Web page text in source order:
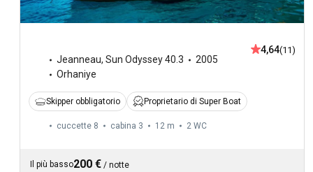
Jeanneau, Sun Odyssey 40.3
2005
Orhaniye
4,64(11)
Skipper obbligatorio Proprietario di Super Boat
cuccette 8 cabina 3 12 m 2 WC
Il più basso200 € / notte